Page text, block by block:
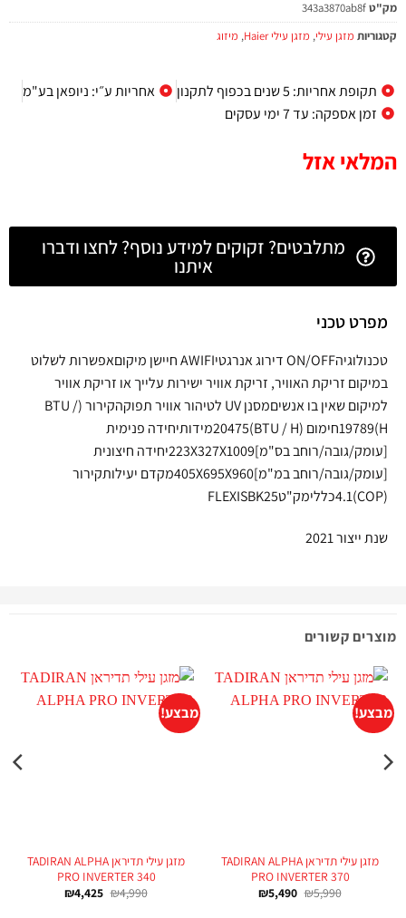
מק"ט343a3870ab8f
קטגוריות מזגן עילי, מזגן עילי Haier , מיזוג
תקופת אחריות: 5 שנים בכפוף לתקנון
אחריות ע״י: ניופאן בע"מ
זמן אספקה: עד 7 ימי עסקים
המלאי אזל
מתלבטים? זקוקים למידע נוסף? לחצו ודברו
איתנו
מפרט טכני
טכנולוגיהON/OFF דירוג אנרגטיAWIFI חיישן מיקוםאפשרות לשלוט
במיקום זריקת האוויר, זריקת אוויר ישירות עלייך או זריקת אוויר
למיקום שאין בו אנשיםמסנן UV לטיהור אוויר תפוקהקירור (BTU /
H)19789חימום (BTU / H)20475מידותיחידה פנימית
[עומק/גובה/רוחב בס"מ]223X327X1009יחידה חיצונית
[עומק/גובה/רוחב במ"מ]405X695X960מקדם יעילותקירור
(COP)4.1כללימק"טFLEXISBK25
שנת ייצור 2021
מוצרים קשורים
מבצע!
מזגן עילי תדיראן TADIRAN ALPHA
PRO INVERTER 370
₪5,990
₪5,490
מבצע!
מזגן עילי תדיראן TADIRAN ALPHA
PRO INVERTER 340
₪4,990
₪4,425